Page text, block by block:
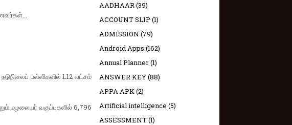
பள்ளிகளில் 1.12 லட்சம்
மழலையர் வகுப்புகளில் 6,796
AADHAAR(39)
ACCOUNT SLIP (1)
ADMISSION (79)
Android Apps (162)
Annual Planner(1)
ANSWER KEY(88)
APPA APK(2)
Artificial intelligence (5)
ASSESSMENT(1)